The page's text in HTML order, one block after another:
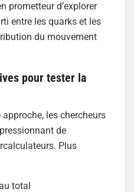
prometteur d’explorer
entre les quarks et les
du mouvement
pour tester la
les chercheurs
de
Plus
total